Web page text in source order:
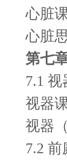
心脏
心脏
第七
7.1 视
视器
视器
7.2